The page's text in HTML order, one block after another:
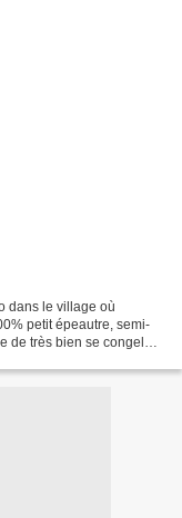
dans le village où
petit épeautre, semi-
de très bien se congeler